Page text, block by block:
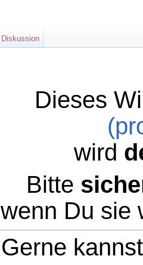
Dieses
wird
Bitte
wenn Du sie
Gerne
Diskussion